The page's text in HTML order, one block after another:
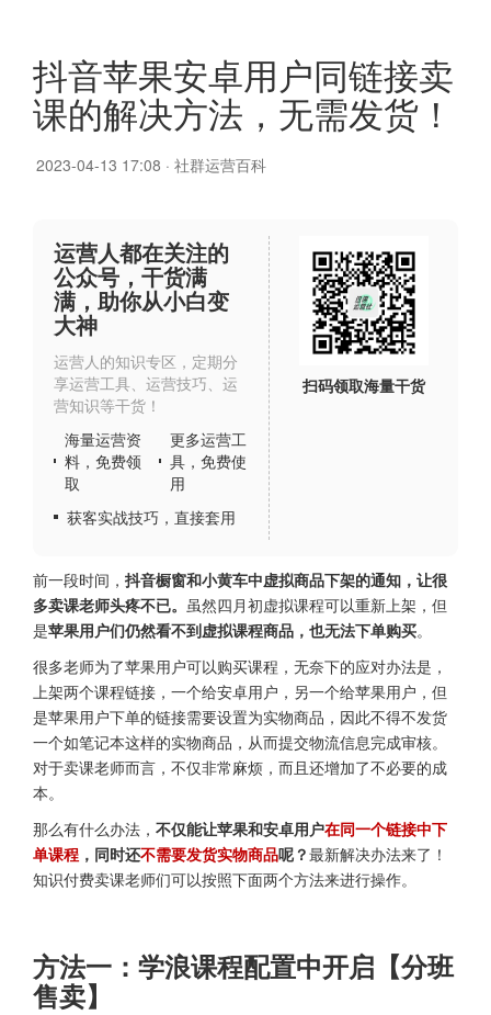
抖音苹果安卓用户同链接卖
课的解决方法，无需发货！
2023-04-13 17:08 · 社群运营百科
运营人都在关注的
公众号，干货满
满，助你从小白变
大神
运营人的知识专区，定期分
享运营工具、运营技巧、运
营知识等干货！
海量运营资
料，免费领
取
更多运营工
具，免费使
用
获客实战技巧，直接套用
扫码领取海量干货
前一段时间， 抖音橱窗和小黄车中虚拟商品下架的通知，让很
多卖课老师头疼不已。 虽然四月初虚拟课程可以重新上架，但
是苹果用户们仍然看不到虚拟课程商品，也无法下单购买。
很多老师为了苹果用户可以购买课程，无奈下的应对办法是，
上架两个课程链接，一个给安卓用户，另一个给苹果用户，但
是苹果用户下单的链接需要设置为实物商品，因此不得不发货
一个如笔记本这样的实物商品，从而提交物流信息完成审核。
对于卖课老师而言，不仅非常麻烦，而且还增加了不必要的成
本。
那么有什么办法， 不仅能让苹果和安卓用户在同一个链接中下
单课程 ，同时还不需要发货实物商品呢？最新解决办法来了！
知识付费卖课老师们可以按照下面两个方法来进行操作。
方法一：学浪课程配置中开启【分班
售卖】